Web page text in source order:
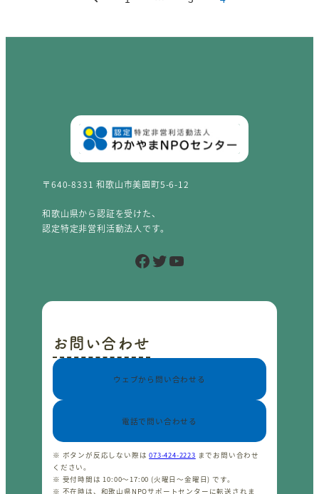
〒640-8331 和歌山市美園町5-6-12
和歌山県から認証を受けた、
認定特定非営利活動法人です。
Facebook Twitter YouTube
お問い合わせ
ウェブから問い合わせる
電話で問い合わせる
※ ボタンが反応しない際は073-424-2223 までお問い合わせ
ください。
※ 受付時間は 10:00〜17:00 (火曜日〜金曜日) です。
※ 不在時は、和歌山県NPOサポートセンターに転送されま